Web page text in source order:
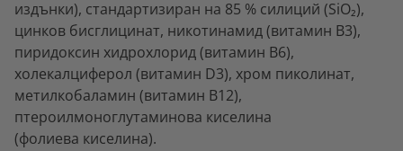
издънки), стандартизиран на 85 % силиций (SiO₂),
цинков бисглицинат, никотинамид (витамин В3),
пиридоксин хидрохлорид (витамин В6),
холекалциферол (витамин D3), хром пиколинат,
метилкобаламин (витамин В12),
птероилмоноглутаминова киселина
(фолиева киселина).